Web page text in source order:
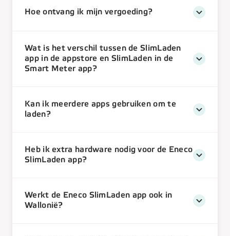
Hoe ontvang ik mijn vergoeding?
Wat is het verschil tussen de SlimLaden
app in de appstore en SlimLaden in de
Smart Meter app?
Kan ik meerdere apps gebruiken om te
laden?
Heb ik extra hardware nodig voor de Eneco
SlimLaden app?
Werkt de Eneco SlimLaden app ook in
Wallonië?